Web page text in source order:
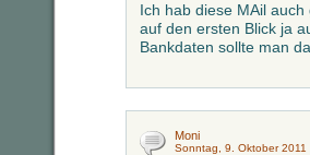
Ich hab diese MAil
auf den ersten Blick ja
Bankdaten sollte man
Moni
Sonntag, 9. Oktober 2011